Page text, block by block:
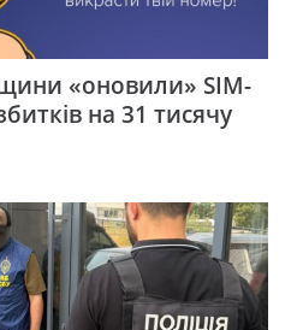
«оновили» SIM-
на 31 тисячу